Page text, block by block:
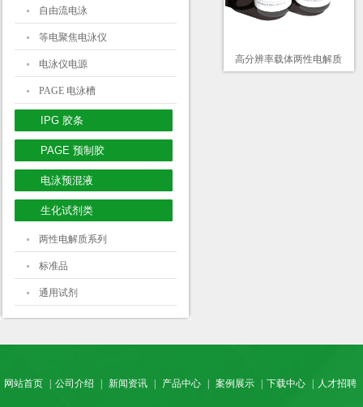
自由流电泳
等电聚焦电泳仪
电泳仪电源
PAGE 电泳槽
IPG 胶条
PAGE 预制胶
电泳预混液
生化试剂类
两性电解质系列
标准品
通用试剂
高分辨率载体两性电解质
网站首页 公司介绍 新闻资讯 产品中心 案例展示 下载中心 人才招聘